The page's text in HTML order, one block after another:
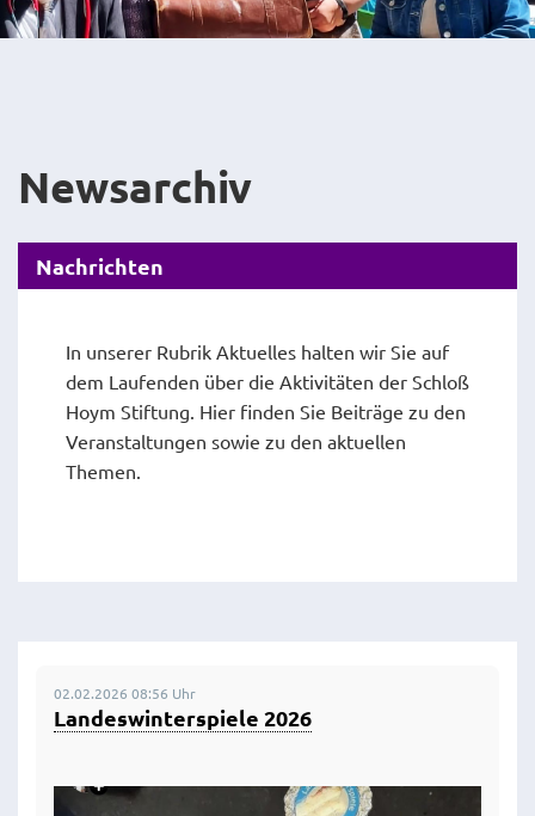
Newsarchiv
Nachrichten
In unserer Rubrik Aktuelles halten wir Sie auf
dem Laufenden über die Aktivitäten der Schloß
Hoym Stiftung. Hier finden Sie Beiträge zu den
Veranstaltungen sowie zu den aktuellen
Themen.
02.02.2026 08:56 Uhr
Landeswinterspiele 2026